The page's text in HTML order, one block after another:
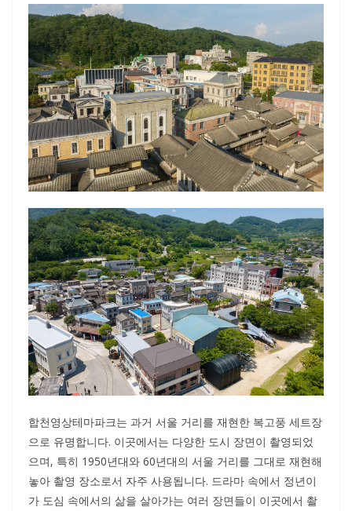
합천영상테마파크는 과거 서울 거리를 재현한 복고풍 세트장
으로 유명합니다. 이곳에서는 다양한 도시 장면이 촬영되었
으며, 특히 1950년대와 60년대의 서울 거리를 그대로 재현해
놓아 촬영 장소로서 자주 사용됩니다. 드라마 속에서 정년이
가 도심 속에서의 삶을 살아가는 여러 장면들이 이곳에서 촬